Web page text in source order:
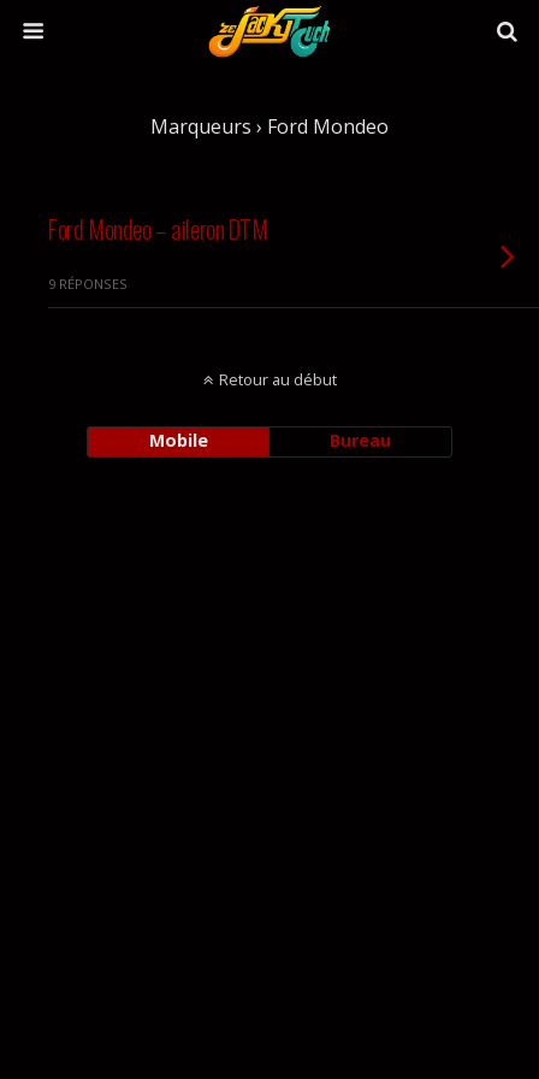
Marqueurs › Ford Mondeo
Ford Mondeo – aileron DTM
9 RÉPONSES
Retour au début
Mobile Bureau